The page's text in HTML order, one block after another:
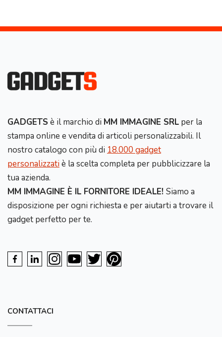
GADGETS è il marchio di MM IMMAGINE SRL per la
stampa online e vendita di articoli personalizzabili. Il
nostro catalogo con più di 18.000 gadget
personalizzatiè la scelta completa per pubblicizzare la
tua azienda.
MM IMMAGINE È IL FORNITORE IDEALE! Siamo a
disposizione per ogni richiesta e per aiutarti a trovare il
gadget perfetto per te.
CONTATTACI